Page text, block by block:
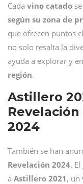
Cada vino catado
según su zona de
que ofrecen puntos
no solo resalta la
ayuda a explorar y
región.
Astillero
2024
También se han
Revelación 2024.
a Astillero 2021 , un